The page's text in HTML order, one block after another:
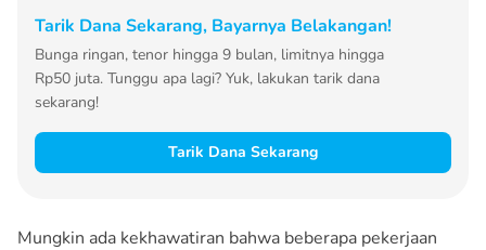
Tarik Dana Sekarang, Bayarnya Belakangan!
Bunga ringan, tenor hingga 9 bulan, limitnya hingga
Rp50 juta. Tunggu apa lagi? Yuk, lakukan tarik dana
sekarang!
Tarik Dana Sekarang
Mungkin ada kekhawatiran bahwa beberapa pekerjaan